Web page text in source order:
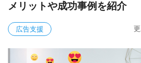
メリットや成功事例を紹介
広告支援